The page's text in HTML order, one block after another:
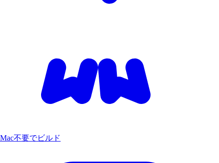
Mac不要でビルド